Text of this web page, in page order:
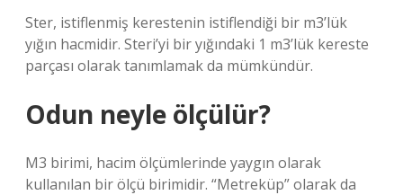
Ster, istiflenmiş kerestenin istiflendiği bir m3’lük
yığın hacmidir. Steri’yi bir yığındaki 1 m3’lük kereste
parçası olarak tanımlamak da mümkündür.
Odun neyle ölçülür?
M3 birimi, hacim ölçümlerinde yaygın olarak
kullanılan bir ölçü birimidir. “Metreküp” olarak da